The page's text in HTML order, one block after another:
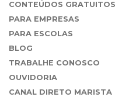
CONTEÚDOS GRATUITOS
PARA EMPRESAS
PARA ESCOLAS
BLOG
TRABALHE CONOSCO
OUVIDORIA
CANAL DIRETO MARISTA